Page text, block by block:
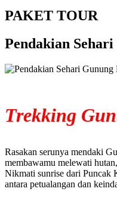
PAKET TOUR
Pendakian
Trekking
Rasakan serunya mendaki
membawamu melewati
Nikmati sunrise dari Puncak
antara petualangan dan